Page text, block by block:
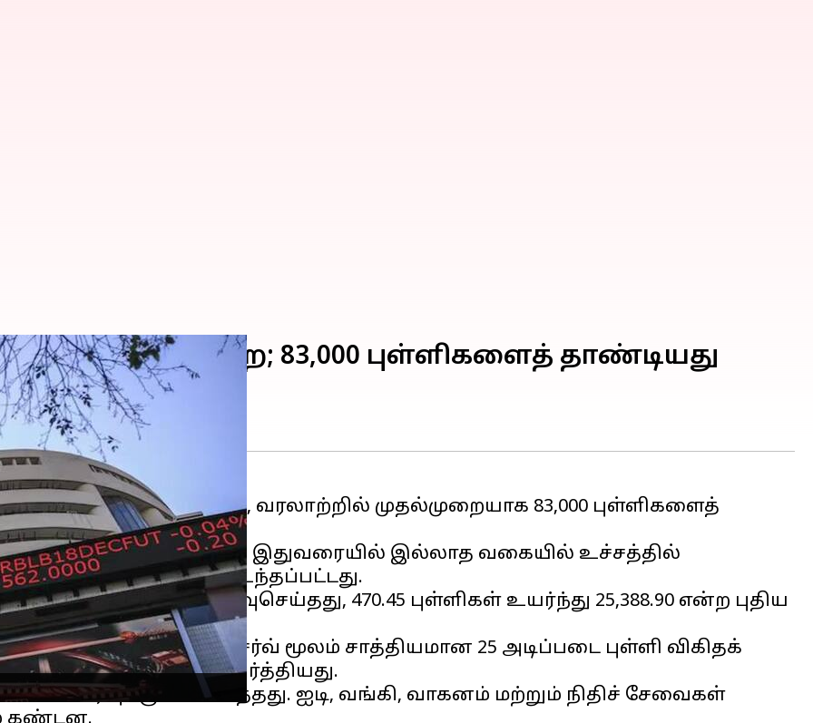
முதல்முறை; 83,000 புள்ளிகளைத் தாண்டியது
புள்ளிகள் உயர்ந்து, வரலாற்றில் முதல்முறையாக 83,000 புள்ளிகளைத்
82,962.71 புள்ளிகளுடன் இதுவரையில் இல்லாத வகையில் உச்சத்தில்
வலுவான வாங்குதலால் உந்தப்பட்டது.
முன்னேற்றத்தைப் பதிவுசெய்தது, 470.45 புள்ளிகள் உயர்ந்து 25,388.90 என்ற புதிய
பெடரல் ரிசர்வ் மூலம் சாத்தியமான 25 அடிப்படை புள்ளி விகிதக்
நம்பிக்கையை உயர்த்தியது.
பங்களித்தது. ஐடி, வங்கி, வாகனம் மற்றும் நிதிச் சேவைகள்